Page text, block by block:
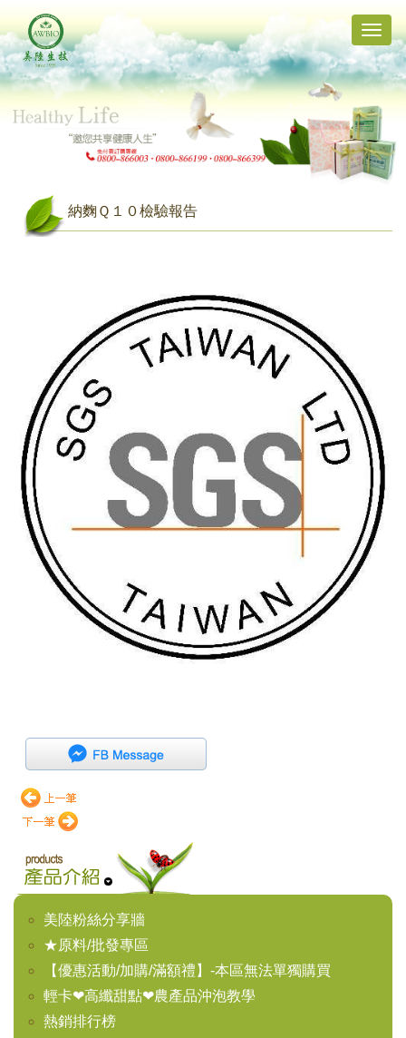
Toggle
納麴Ｑ１０檢驗報告
美陸粉絲分享牆
★原料/批發專區
【優惠活動/加購/滿額禮】-本區無法單獨購買
輕卡❤高纖甜點❤農產品沖泡教學
熱銷排行榜